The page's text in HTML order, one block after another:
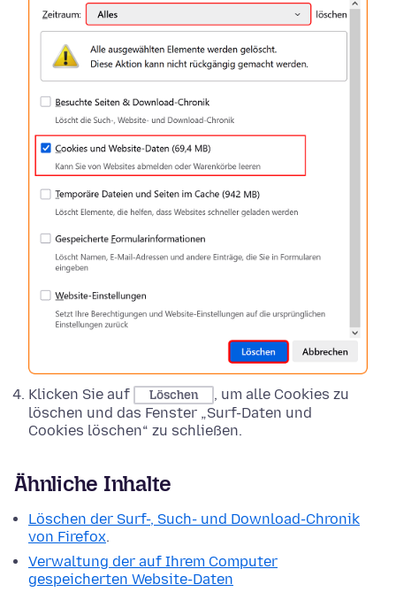
Klicken Sie auf Löschen
, um alle Cookies zu
löschen und das Fenster „Surf-Daten und
Cookies löschen“ zu schließen.
Ähnliche Inhalte
Löschen der Surf-, Such- und Download-Chronik
von Firefox.
Verwaltung der auf Ihrem Computer
gespeicherten Website-Daten